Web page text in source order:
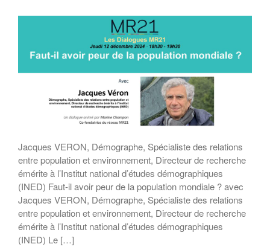
Jacques VERON, Démographe, Spécialiste des relations
entre population et environnement, Directeur de recherche
émérite à l’Institut national d’études démographiques
(INED) Faut-il avoir peur de la population mondiale ? avec
Jacques VERON, Démographe, Spécialiste des relations
entre population et environnement, Directeur de recherche
émérite à l’Institut national d’études démographiques
(INED) Le […]